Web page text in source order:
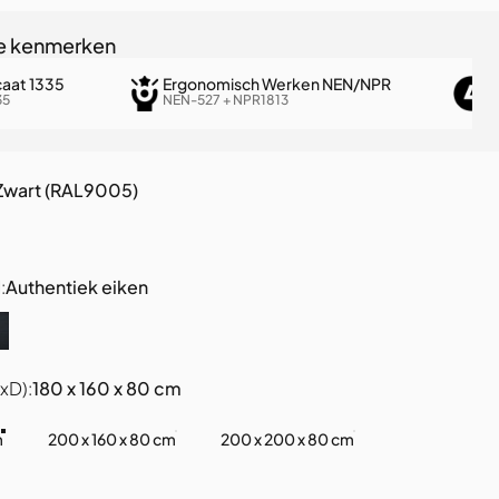
kenmerken
1335 Ergonomisch Werken NEN/NPR
NEN-527 + NPR1813
(RAL9005)
Authentiek eiken
eiken
180 x 160 x 80 cm
200 x 160 x 80 cm 200 x 200 x 80 cm